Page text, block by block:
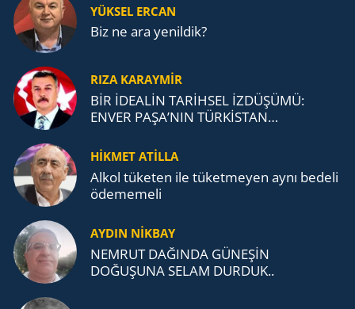
YÜKSEL ERCAN
Biz ne ara yenildik?
RIZA KARAYMIR
BİR İDEALİN TARİHSEL İZDÜŞÜMÜ:
ENVER PAŞA’NIN TÜRKİSTAN
TEŞKİLATI’NA UZANAN MİRASI
HİKMET ATİLLA
Alkol tü­ke­ten ile tü­ket­me­yen aynı be­de­li
öde­me­me­li
AYDIN NİKBAY
NEMRUT DAĞINDA GÜNEŞİN
DOĞUŞUNA SELAM DURDUK..